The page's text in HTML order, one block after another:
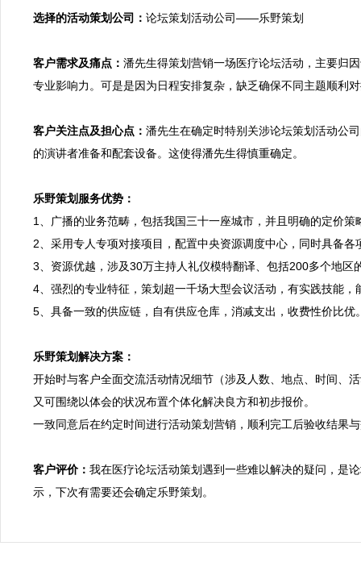
选择的活动策划公司： 论坛策划活动公司——乐野策划
客户需求及痛点： 潘先生得策划营销一场医疗论坛活动，主要归
专业影响力。可是是因为日程安排复杂，缺乏确保不同主题顺利
客户关注点及担心点： 潘先生在确定时特别关涉论坛策划活动公
的演讲者准备和配套设备。这使得潘先生得慎重确定。
乐野策划服务优势：
1、广播的业务范畴，包括我国三十一座城市，并且明确的定价策
2、采用专人专项对接项目，配置中央资源调度中心，同时具备
3、资源优越，涉及30万主持人礼仪模特翻译、包括200多个地
4、强烈的专业特征，策划超一千场大型会议活动，有实践技能，
5、具备一致的供应链，自有供应仓库，消减支出，收费性价比优
乐野策划解决方案：
开始时与客户全面交流活动情况细节（涉及人数、地点、时间、
又可围绕以体会的状况布置个体化解决良方和初步报价。
一致同意后在约定时间进行活动策划营销，顺利完工后验收结果
客户评价： 我在医疗论坛活动策划遇到一些难以解决的疑问，是
示，下次有需要还会确定乐野策划。